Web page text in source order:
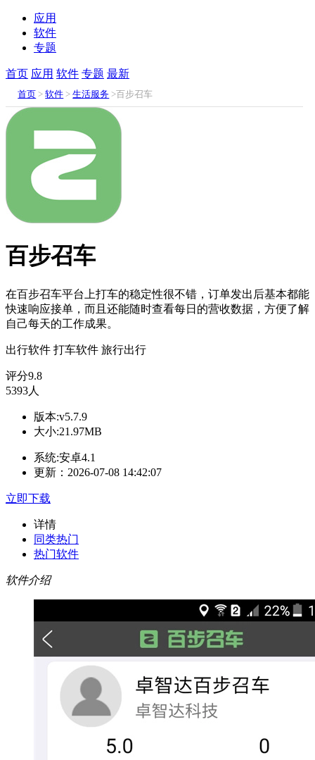
应用
软件
专题
首页 应用 软件 专题 最新
首页 >软件 >生活服务 >百步召车
百步召车
在百步召车平台上打车的稳定性很不错，订单发出后基本都能
快速响应接单，而且还能随时查看每日的营收数据，方便了解
自己每天的工作成果。
出行软件 打车软件 旅行出行
评分9.8
5393人
版本:v5.7.9
大小:21.97MB
系统:安卓4.1
更新：2026-07-08 14:42:07
立即下载
详情
同类热门
热门软件
软件介绍